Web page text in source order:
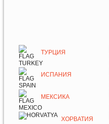
ТУРЦИЯ
ИСПАНИЯ
МЕКСИКА
ХОРВАТИЯ